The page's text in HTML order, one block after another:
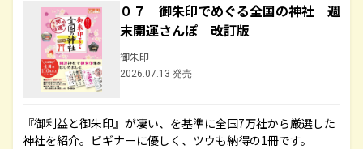
０７ 御朱印でめぐる全国の神社 週
末開運さんぽ 改訂版
御朱印
2026.07.13 発売
『御利益と御朱印』が凄い、を基準に全国7万社から厳選した
神社を紹介。ビギナーに優しく、ツウも納得の1冊です。